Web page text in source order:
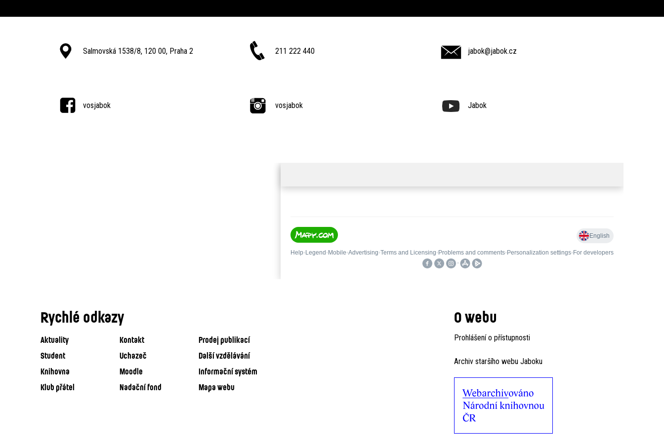
Salmovská 1538/8, 120 00, Praha 2 211 222 440 jabok@jabok.cz
vosjabok vosjabok Jabok
Rychlé odkazy
Aktuality Kontakt
Prodej publikací
Student
Uchazeč
Další vzdělávání
Knihovna
Moodle
Informační systém
Klub přátel
Nadační fond Mapa webu
O webu
Prohlášení o přístupnosti
Archiv staršího webu Jaboku